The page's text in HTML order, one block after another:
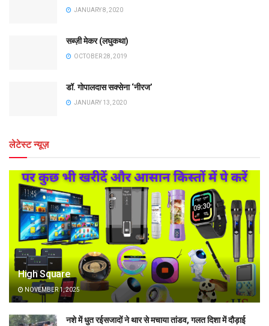
JANUARY 8, 2020
सब्ज़ी मेकर (लघुकथा)
OCTOBER 28, 2019
डॉ. गोपालदास सक्सेना ‘नीरज’
JANUARY 13, 2020
लेटेस्ट न्यूज़
High Square
NOVEMBER 1, 2025
नशे में धुत रईसजादों ने थार से मचाया तांडव, गलत दिशा में दौड़ाई